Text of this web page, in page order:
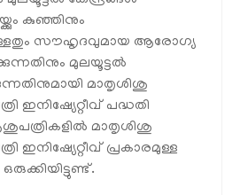
കുഞ്ഞിനും
സൗഹൃദവുമായ ആരോഗ്യ
മുലയൂട്ടല്‍
മാതൃശിശു
പദ്ധതി
മാതൃശിശു
പ്രകാരമുള്ള